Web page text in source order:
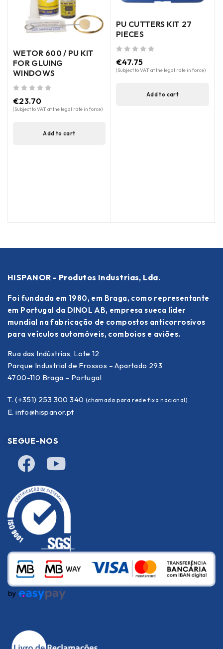
WETOR 600 / PU KIT
FOR GLUING
WINDOWS
€23.70
(Subject to VAT at the legal rate in force)
Add to cart
PU CUTTERS KIT 27
PIECES
€47.75
(Subject to VAT at the legal rate in force)
Add to cart
HISPANOR - Produtos Industrias, Lda.
Foi fundada em 1980, em Braga, como representante
em Portugal da DINOL AB, empresa sueca líder
mundial na fabricação de compostos anticorrosivos
para veículos automóveis, comboios e aviões.
Rua das Indústrias, Lote 12
Parque Industrial de Frossos – Apartado 293
4700-110 Braga – Portugal
T. (+351) 253 300 340 (chamada para rede fixa nacional)
E. info@hispanor.pt
SEGUE-NOS